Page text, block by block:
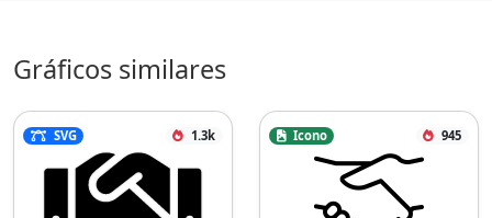
Gráficos similares
SVG 1.3k Icono 945